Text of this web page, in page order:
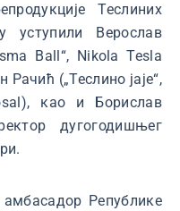
Теслиних
уступили Верослав
Ball“, Nikola Tesla
(„Теслино јаје“,
као и Борислав
дугогодишњег
Републике